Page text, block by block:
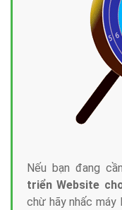
Nếu bạn đang
triển Website
chừ hãy nhấc máy